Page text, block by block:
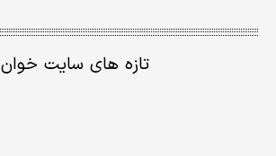
تازه های سایت خوان